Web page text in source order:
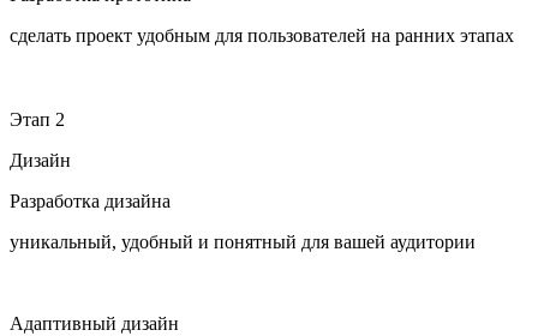
сделать проект удобным для пользователей на ранних этапах
Этап 2
Дизайн
Разработка дизайна
уникальный, удобный и понятный для вашей аудитории
Адаптивный дизайн